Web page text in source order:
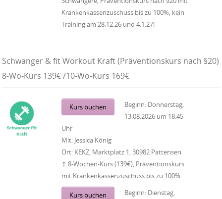
Krankenkassenzuschuss bis zu 100%, kein
Training am 28.12.26 und 4.1.27!
Schwanger & fit Workout Kraft (Präventionskurs nach §20)
8-Wo-Kurs 139€ /10-Wo-Kurs 169€
Kurs buchen Beginn: Donnerstag,
13.08.2026 um 18:45
Uhr
Mit: Jessica König
Ort: KEKZ, Marktplatz 1, 30982 Pattensen
↑ 8-Wochen-Kurs (139€), Präventionskurs
mit Krankenkassenzuschuss bis zu 100%
Kurs buchen Beginn: Dienstag,